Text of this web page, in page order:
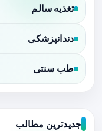
تغذیه سالم
دندانپزشکی
طب سنتی
جدیدترین مطالب